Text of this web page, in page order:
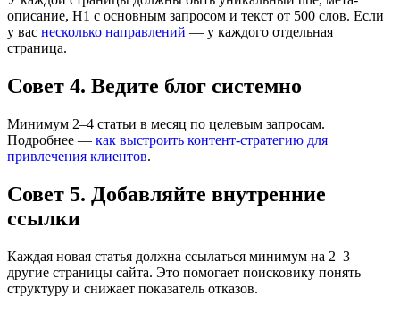
описание, H1 с основным запросом и текст от 500 слов. Если
у вас несколько направлений — у каждого отдельная
страница.
Совет 4. Ведите блог системно
Минимум 2–4 статьи в месяц по целевым запросам.
Подробнее — как выстроить контент-стратегию для
привлечения клиентов.
Совет 5. Добавляйте внутренние
ссылки
Каждая новая статья должна ссылаться минимум на 2–3
другие страницы сайта. Это помогает поисковику понять
структуру и снижает показатель отказов.